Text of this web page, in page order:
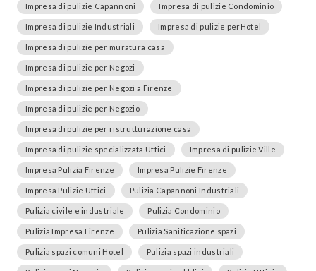
Impresa di pulizie Capannoni Impresa di pulizie Condominio
Impresa di pulizie Industriali Impresa di pulizie perHotel
Impresa di pulizie per muratura casa
Impresa di pulizie per Negozi
Impresa di pulizie per Negozi a Firenze
Impresa di pulizie per Negozio
Impresa di pulizie per ristrutturazione casa
Impresa di pulizie specializzata Uffici Impresa di pulizie Ville
Impresa Pulizia Firenze Impresa Pulizie Firenze
Impresa Pulizie Uffici Pulizia Capannoni Industriali
Pulizia civile e industriale Pulizia Condominio
Pulizia Impresa Firenze Pulizia Sanificazione spazi
Pulizia spazi comuni Hotel Pulizia spazi industriali